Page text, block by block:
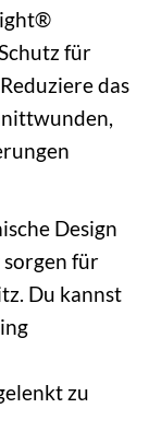
für
das
Design
für
Du kannst
zu